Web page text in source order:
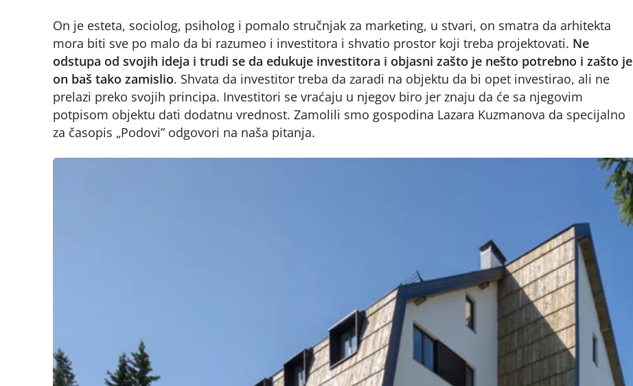
On je esteta, sociolog, psiholog i pomalo stručnjak za marketing, u stvari, on smatra da arhitekta
mora biti sve po malo da bi razumeo i investitora i shvatio prostor koji treba projektovati. Ne
odstupa od svojih ideja i trudi se da edukuje investitora i objasni zašto je nešto potrebno i zašto je
on baš tako zamislio. Shvata da investitor treba da zaradi na objektu da bi opet investirao, ali ne
prelazi preko svojih principa. Investitori se vraćaju u njegov biro jer znaju da će sa njegovim
potpisom objektu dati dodatnu vrednost. Zamolili smo gospodina Lazara Kuzmanova da specijalno
za časopis „Podovi” odgovori na naša pitanja.